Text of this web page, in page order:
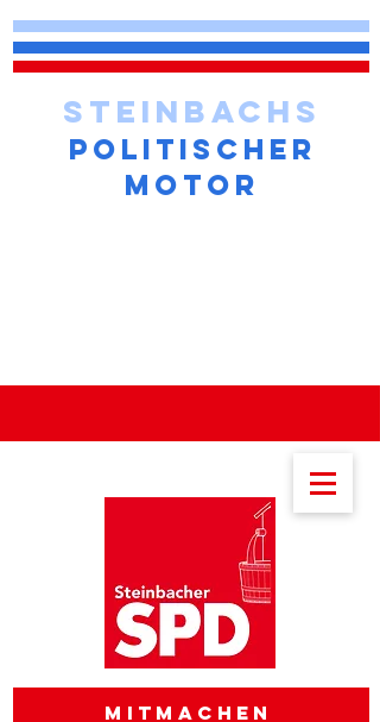
STEINBACHS
POLITISCHER
MOTOR
Mitmachen